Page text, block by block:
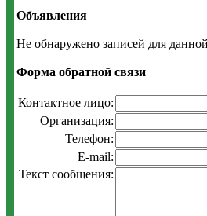
Объявления
Не обнаружено записей для
Форма обратной связи
Контактное лицо:
Организация:
Телефон:
E-mail:
Текст сообщения: